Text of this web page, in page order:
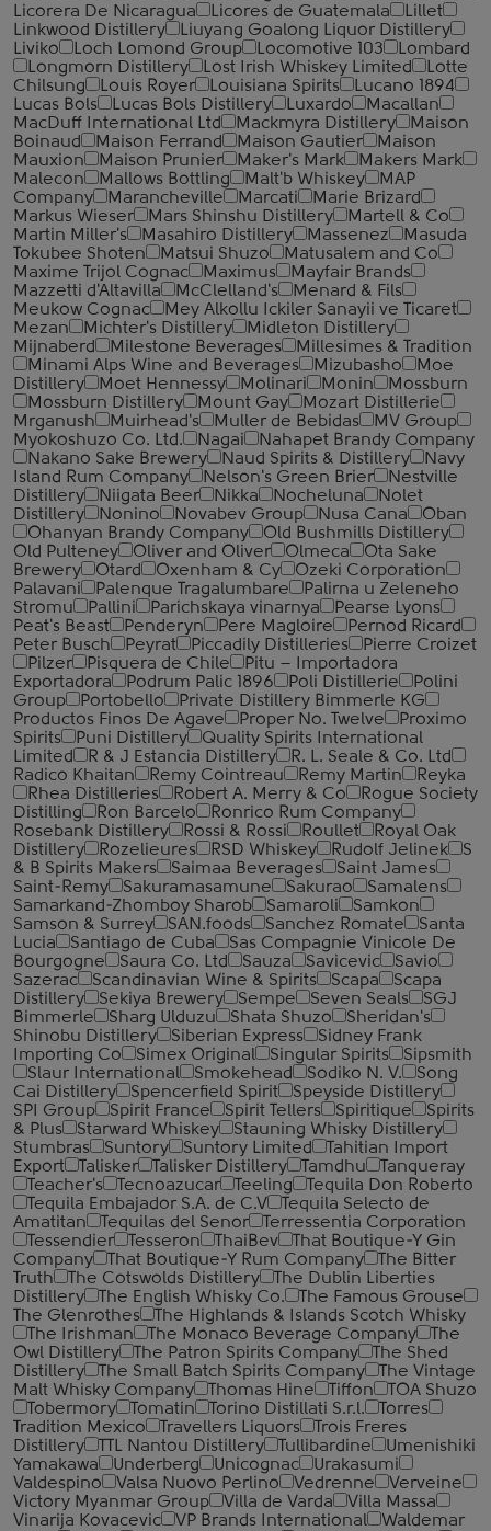
Licorera De Nicaragua
Licores de Guatemala
Lillet
Linkwood Distillery
Liuyang Goalong Liquor Distillery
Liviko
Loch Lomond Group Locomotive 103
Lombard
Longmorn Distillery
Lost Irish Whiskey Limited
Lotte
Chilsung
Louis Royer Louisiana Spirits
Lucano 1894
Lucas Bols
Lucas Bols Distillery Luxardo
Macallan
MacDuff International Ltd
Mackmyra Distillery
Maison
Boinaud
Maison Ferrand Maison Gautier
Maison
Mauxion
Maison Prunier Maker's Mark
Makers Mark
Malecon
Mallows Bottling Malt'b Whiskey
MAP
Company
Marancheville Marcati
Marie Brizard
Markus Wieser
Mars Shinshu Distillery
Martell & Co
Martin Miller's
Masahiro Distillery Massenez
Masuda
Tokubee Shoten
Matsui Shuzo
Matusalem and Co
Maxime Trijol Cognac
Maximus
Mayfair Brands
Mazzetti d'Altavilla
McClelland's
Menard & Fils
Meukow Cognac
Mey Alkollu Ickiler Sanayii ve Ticaret
Mezan
Michter's Distillery
Midleton Distillery
Mijnaberd
Milestone Beverages
Millesimes & Tradition
Minami Alps Wine and Beverages
Mizubasho
Moe
Distillery
Moet Hennessy Molinari Monin
Mossburn
Mossburn Distillery
Mount Gay
Mozart Distillerie
Mrganush
Muirhead's Muller de Bebidas
MV Group
Myokoshuzo Co. Ltd.
Nagai
Nahapet Brandy Company
Nakano Sake Brewery
Naud Spirits & Distillery
Navy
Island Rum Company
Nelson's Green Brier
Nestville
Distillery
Niigata Beer Nikka Nocheluna
Nolet
Distillery
Nonino Novabev Group Nusa Cana
Oban
Ohanyan Brandy Company
Old Bushmills Distillery
Old Pulteney
Oliver and Oliver Olmeca
Ota Sake
Brewery
Otard Oxenham & Cy
Ozeki Corporation
Palavani
Palenque Tragalumbare
Palirna u Zeleneho
Stromu
Pallini Parichskaya vinarnya
Pearse Lyons
Peat's Beast
Penderyn Pere Magloire
Pernod Ricard
Peter Busch
Peyrat Piccadily Distilleries
Pierre Croizet
Pilzer
Pisquera de Chile
Pitu – Importadora
Exportadora
Podrum Palic 1896 Poli Distillerie
Polini
Group
Portobello
Private Distillery Bimmerle KG
Productos Finos De Agave
Proper No. Twelve
Proximo
Spirits
Puni Distillery
Quality Spirits International
Limited
R & J Estancia Distillery
R. L. Seale & Co. Ltd
Radico Khaitan
Remy Cointreau Remy Martin
Reyka
Rhea Distilleries
Robert A. Merry & Co
Rogue Society
Distilling
Ron Barcelo
Ronrico Rum Company
Rosebank Distillery
Rossi & Rossi Roullet
Royal Oak
Distillery
Rozelieures RSD Whiskey Rudolf Jelinek
S
& B Spirits Makers
Saimaa Beverages
Saint James
Saint-Remy
Sakuramasamune Sakurao
Samalens
Samarkand-Zhomboy Sharob
Samaroli
Samkon
Samson & Surrey
SAN.foods Sanchez Romate
Santa
Lucia
Santiago de Cuba
Sas Compagnie Vinicole De
Bourgogne
Saura Co. Ltd Sauza Savicevic
Savio
Sazerac
Scandinavian Wine & Spirits Scapa
Scapa
Distillery
Sekiya Brewery Sempe Seven Seals
SGJ
Bimmerle
Sharg Ulduzu Shata Shuzo
Sheridan's
Shinobu Distillery
Siberian Express
Sidney Frank
Importing Co
Simex Original Singular Spirits
Sipsmith
Slaur International
Smokehead Sodiko N. V.
Song
Cai Distillery
Spencerfield Spirit
Speyside Distillery
SPI Group
Spirit France Spirit Tellers Spiritique
Spirits
& Plus
Starward Whiskey
Stauning Whisky Distillery
Stumbras
Suntory Suntory Limited
Tahitian Import
Export
Talisker Talisker Distillery Tamdhu
Tanqueray
Teacher's
Tecnoazucar Teeling
Tequila Don Roberto
Tequila Embajador S.A. de C.V
Tequila Selecto de
Amatitan
Tequilas del Senor
Terressentia Corporation
Tessendier
Tesseron ThaiBev
That Boutique-Y Gin
Company
That Boutique-Y Rum Company
The Bitter
Truth
The Cotswolds Distillery
The Dublin Liberties
Distillery
The English Whisky Co.
The Famous Grouse
The Glenrothes
The Highlands & Islands Scotch Whisky
The Irishman
The Monaco Beverage Company
The
Owl Distillery
The Patron Spirits Company
The Shed
Distillery
The Small Batch Spirits Company
The Vintage
Malt Whisky Company
Thomas Hine Tiffon
TOA Shuzo
Tobermory
Tomatin Torino Distillati S.r.l.
Torres
Tradition Mexico
Travellers Liquors
Trois Freres
Distillery
TTL Nantou Distillery Tullibardine
Umenishiki
Yamakawa
Underberg Unicognac
Urakasumi
Valdespino
Valsa Nuovo Perlino Vedrenne
Verveine
Victory Myanmar Group
Villa de Varda
Villa Massa
Vinarija Kovacevic
VP Brands International Waldemar